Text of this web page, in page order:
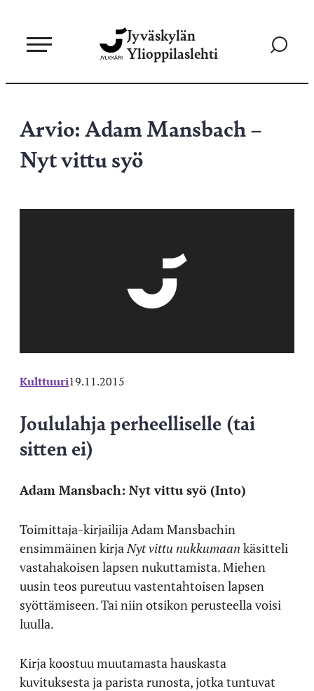
sisältöön
Jyväskylän
Ylioppilaslehti
Siirry
Arvio: Adam Mansbach –
Nyt vittu syö
Kulttuuri19.11.2015
Joululahja perheelliselle (tai
sitten ei)
Adam Mansbach: Nyt vittu syö (Into)
Toimittaja-kirjailija Adam Mansbachin
ensimmäinen kirja Nyt vittu nukkumaan käsitteli
vastahakoisen lapsen nukuttamista. Miehen
uusin teos pureutuu vastentahtoisen lapsen
syöttämiseen. Tai niin otsikon perusteella voisi
luulla.
Kirja koostuu muutamasta hauskasta
kuvituksesta ja parista runosta, jotka tuntuvat